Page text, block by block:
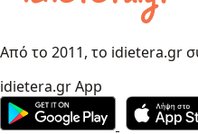
Από το 2011, το idietera.gr
idietera.gr App